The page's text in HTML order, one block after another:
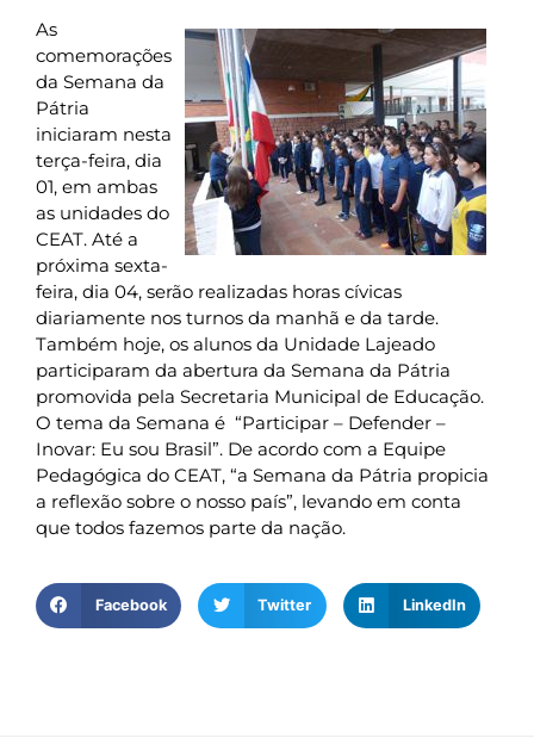
As
comemorações
da Semana da
Pátria
iniciaram nesta
terça-feira, dia
01, em ambas
as unidades do
CEAT. Até a
próxima sexta-
feira, dia 04, serão realizadas horas cívicas
diariamente nos turnos da manhã e da tarde.
Também hoje, os alunos da Unidade Lajeado
participaram da abertura da Semana da Pátria
promovida pela Secretaria Municipal de Educação.
O tema da Semana é “Participar – Defender –
Inovar: Eu sou Brasil”. De acordo com a Equipe
Pedagógica do CEAT, “a Semana da Pátria propicia
a reflexão sobre o nosso país”, levando em conta
que todos fazemos parte da nação.
Facebook Twitter LinkedIn